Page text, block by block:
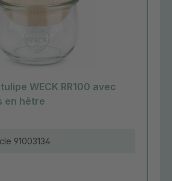
WECK RR100 avec
en hêtre
91003134